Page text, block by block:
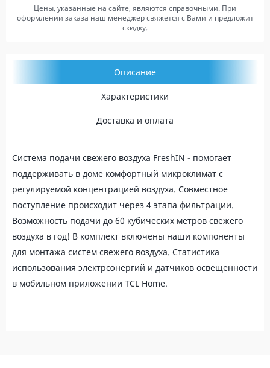
Цены, указанные на сайте, являются справочными. При
оформлении заказа наш менеджер свяжется с Вами и предложит
скидку.
Описание
Характеристики
Доставка и оплата
Система подачи свежего воздуха FreshIN - помогает
поддерживать в доме комфортный микроклимат с
регулируемой концентрацией воздуха. Совместное
поступление происходит через 4 этапа фильтрации.
Возможность подачи до 60 кубических метров свежего
воздуха в год! В комплект включены наши компоненты
для монтажа систем свежего воздуха. Статистика
использования электроэнергий и датчиков освещенности
в мобильном приложении TCL Home.